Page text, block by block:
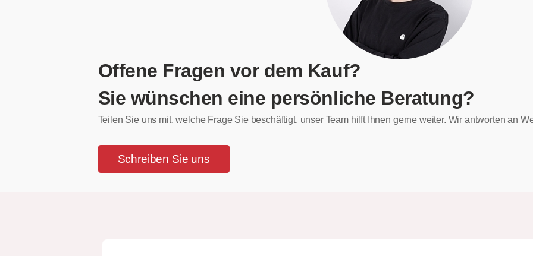
Offene Fragen vor dem Kauf?
Sie wünschen eine persönliche Beratung?
Teilen Sie uns mit, welche Frage Sie beschäftigt, unser Team hilft Ihnen gerne weiter. Wir antworten an
Schreiben Sie uns